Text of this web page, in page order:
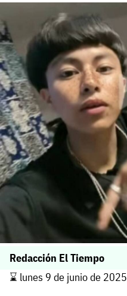
Redacción El Tiempo
⌛️ lunes 9 de junio de 2025